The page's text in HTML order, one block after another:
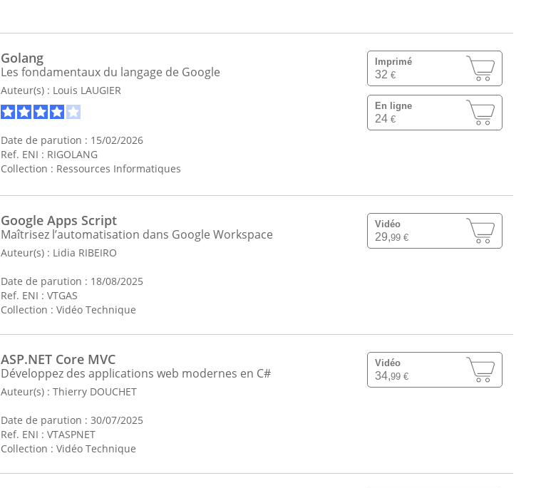
Golang
Les fondamentaux du langage de Google
Auteur(s) : Louis LAUGIER
Date de parution : 15/02/2026
Ref. ENI : RIGOLANG
Collection : Ressources Informatiques
Imprimé
32 €
En ligne
24 €
Google Apps Script
Maîtrisez l’automatisation dans Google Workspace
Auteur(s) : Lidia RIBEIRO
Date de parution : 18/08/2025
Ref. ENI : VTGAS
Collection : Vidéo Technique
Vidéo
29,99 €
ASP.NET Core MVC
Développez des applications web modernes en C#
Auteur(s) : Thierry DOUCHET
Date de parution : 30/07/2025
Ref. ENI : VTASPNET
Collection : Vidéo Technique
Vidéo
34,99 €